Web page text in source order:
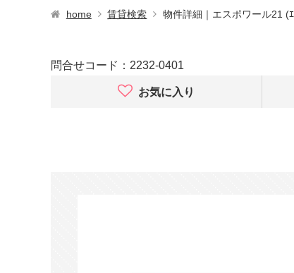
home 賃貸検索 物件詳細｜エスポワール21 (
問合せコード： 2232-0401
お気に入り